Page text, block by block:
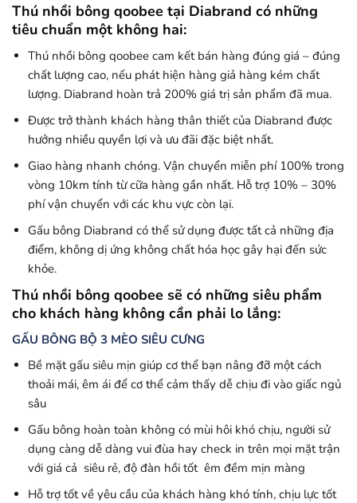
Thú nhồi bông qoobee tại Diabrand có những
tiêu chuẩn một không hai:
Thú nhồi bông qoobee cam kết bán hàng đúng giá – đúng
chất lượng cao, nếu phát hiện hàng giả hàng kém chất
lượng. Diabrand hoàn trả 200% giá trị sản phẩm đã mua.
Được trở thành khách hàng thân thiết của Diabrand được
hưởng nhiều quyền lợi và ưu đãi đặc biệt nhất.
Giao hàng nhanh chóng. Vận chuyển miễn phí 100% trong
vòng 10km tính từ cữa hàng gần nhất. Hỗ trợ 10% – 30%
phí vận chuyển với các khu vực còn lại.
Gấu bông Diabrand có thể sử dụng được tất cả những địa
điểm, không dị ứng không chất hóa học gây hại đến sức
khỏe.
Thú nhồi bông qoobee sẽ có những siêu phẩm
cho khách hàng không cần phải lo lắng:
GẤU BÔNG BỘ 3 MÈO SIÊU CƯNG
Bề mặt gấu siêu mịn giúp cơ thể bạn nâng đỡ một cách
thoải mái, êm ái để cơ thể cảm thấy dễ chịu đi vào giấc ngủ
sâu
Gấu bông hoàn toàn không có mùi hôi khó chịu, người sử
dụng càng dễ dàng vui đùa hay check in trên mọi mặt trận
với giá cả siêu rẻ, độ đàn hồi tốt êm đềm mịn màng
Hỗ trợ tốt về yêu cầu của khách hàng khó tính, chịu lực tốt